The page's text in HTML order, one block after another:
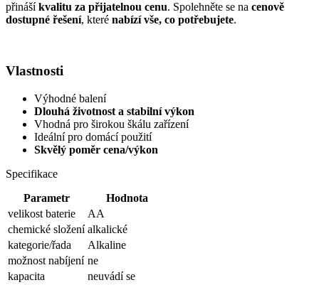
přinášíkvalitu za přijatelnou cenu. Spolehněte se na cenově
dostupné řešení, které nabízí vše, co potřebujete.
Vlastnosti
Výhodné balení
Dlouhá životnost a stabilní výkon
Vhodná pro širokou škálu zařízení
Ideální pro domácí použití
Skvělý poměr cena/výkon
Specifikace
Parametr
Hodnota
velikost baterie
AA
chemické složení alkalické
kategorie/řada
Alkaline
možnost nabíjení ne
kapacita
neuvádí se